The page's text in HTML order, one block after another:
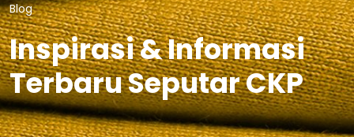
Blog
Inspirasi & Informasi
Terbaru Seputar CKP